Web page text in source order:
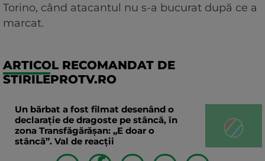
Torino, când atacantul nu s-a bucurat după ce a
marcat.
ARTICOL RECOMANDAT DE
STIRILEPROTV.RO
Un bărbat a fost filmat desenând o
declaraţie de dragoste pe stâncă, în
zona Transfăgărăşan: „E doar o
stâncă”. Val de reacții